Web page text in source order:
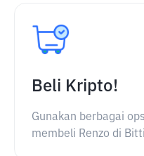
Beli Kripto!
Gunakan berbagai
membeli Renzo di